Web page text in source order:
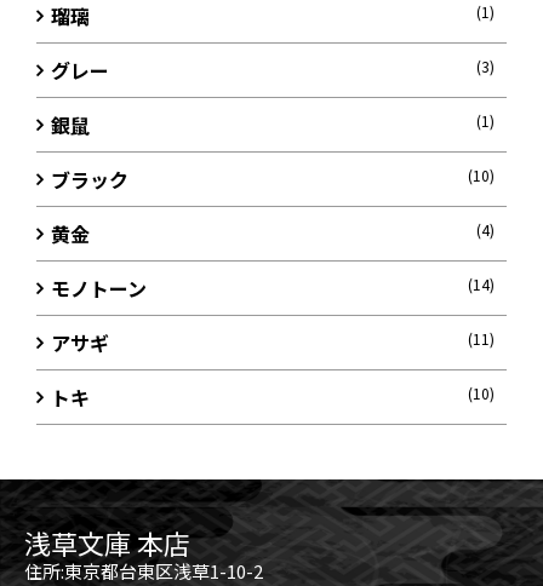
瑠璃 (1)
グレー (3)
銀鼠 (1)
ブラック (10)
黄金 (4)
モノトーン (14)
アサギ (11)
トキ (10)
浅草文庫 本店
住所:東京都台東区浅草1-10-2